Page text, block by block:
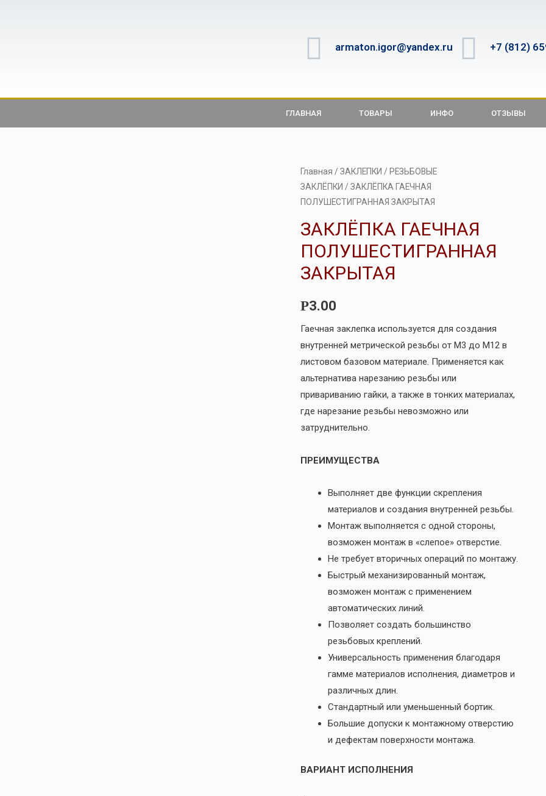
armaton.igor@yandex.ru +7 (812)
ГЛАВНАЯ ТОВАРЫ ИНФО ОТЗЫВЫ
Главная / ЗАКЛЕПКИ / РЕЗЬБОВЫЕ
ЗАКЛЁПКИ / ЗАКЛЁПКА ГАЕЧНАЯ
ПОЛУШЕСТИГРАННАЯ ЗАКРЫТАЯ
ЗАКЛЁПКА ГАЕЧНАЯ
ПОЛУШЕСТИГРАННАЯ
ЗАКРЫТАЯ
Р3.00
Гаечная заклепка используется для создания
внутренней метрической резьбы от М3 до М12 в
листовом базовом материале. Применяется как
альтернатива нарезанию резьбы или
привариванию гайки, а также в тонких материалах,
где нарезание резьбы невозможно или
затруднительно.
ПРЕИМУЩЕСТВА
Выполняет две функции скрепления
материалов и создания внутренней резьбы.
Монтаж выполняется с одной стороны,
возможен монтаж в «слепое» отверстие.
Не требует вторичных операций по монтажу.
Быстрый механизированный монтаж,
возможен монтаж с применением
автоматических линий.
Позволяет создать большинство
резьбовых креплений.
Универсальность применения благодаря
гамме материалов исполнения, диаметров и
различных длин.
Стандартный или уменьшенный бортик.
Большие допуски к монтажному отверстию
и дефектам поверхности монтажа.
ВАРИАНТ ИСПОЛНЕНИЯ